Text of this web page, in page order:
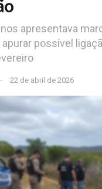
apresentava
apurar possível
22 de abril de 2026